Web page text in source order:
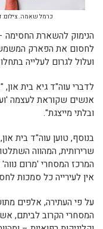
כרמל שאמה. צילום:
הנימוק להשארת החסימה
לחסום את הפארק המשמש
ועלול לגרום לעלייה
לדברי עוה"ד גיא בית
אנשים שקוראת לעצמה
ובלתי מייצגת".
בנוסף, טוען עוה"ד בית
שרירותית, המהווה
המרכז המסחרי 'מרום
אין לעירייה כל סמכות
על פי העתירה, אלפים
המסחרי הקרוב לביתם,